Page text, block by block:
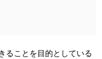
ることを目的としている